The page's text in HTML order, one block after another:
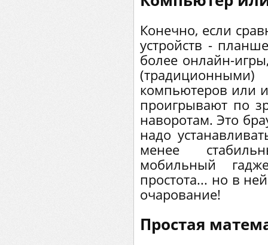
Конечно, если
устройств -
более онлайн-
компьютеров или
проигрывают по
наворотам. Это
надо
менее
мобильный
простота... но в
очарование!
Простая